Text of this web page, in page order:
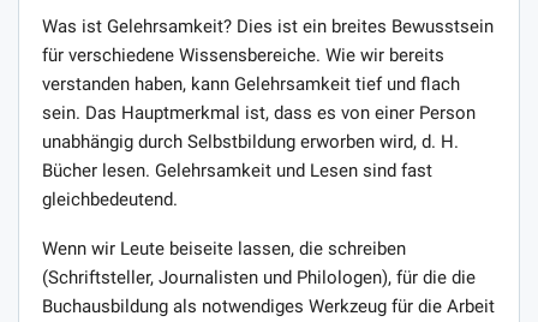
Was ist Gelehrsamkeit? Dies ist ein breites Bewusstsein
für verschiedene Wissensbereiche. Wie wir bereits
verstanden haben, kann Gelehrsamkeit tief und flach
sein. Das Hauptmerkmal ist, dass es von einer Person
unabhängig durch Selbstbildung erworben wird, d. H.
Bücher lesen. Gelehrsamkeit und Lesen sind fast
gleichbedeutend.
Wenn wir Leute beiseite lassen, die schreiben
(Schriftsteller, Journalisten und Philologen), für die die
Buchausbildung als notwendiges Werkzeug für die Arbeit